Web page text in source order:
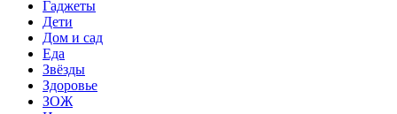
Гаджеты
Дети
Дом и сад
Еда
Звёзды
Здоровье
ЗОЖ